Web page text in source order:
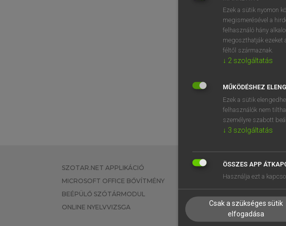
SZOTAR.NET APPLIKÁCIÓ
MICROSOFT OFFICE BŐVÍTMÉNY
BEÉPÜLŐ SZÓTÁRMODUL
ONLINE NYELVVIZSGA
EGYÉNI FELHASZNÁLÓKNAK
TANULÓKNAK
VÁLLALATI MEGOLDÁSOK
Ezek a sütik nyomon
megismerésével a
felhasználó hány
megoszthatják ezeket
féltől származnak.
↓ 2 szolgáltatás
MŰKÖDÉSHEZ
Ezek a sütik
felhasználók nem
személyre szabott
↓ 3 szolgáltatás
ÖSSZES APP
Használja ezt a
Csak a szükséges sütik
elfogadása